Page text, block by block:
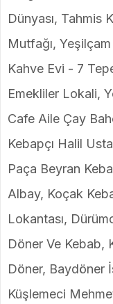
Dünyası, Tahmis
Mutfağı,
Kahve Evi - 7
Emekliler Lokali,
Cafe Aile Çay
Kebapçı Halil
Paça Beyran
Albay, Koçak
Lokantası,
Döner Ve Kebab,
Döner, Baydöner
Küşlemeci